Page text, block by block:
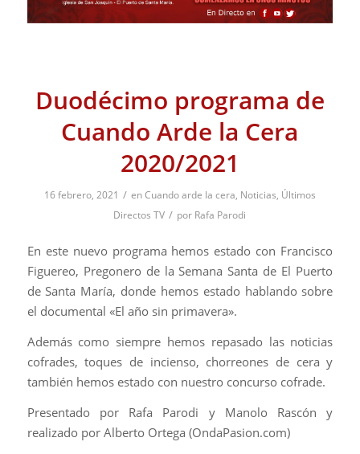
Duodécimo programa de
Cuando Arde la Cera
2020/2021
16 febrero, 2021 / enCuando arde la cera, Noticias, Últimos
Directos TV / por Rafa Parodi
En este nuevo programa hemos estado con Francisco
Figuereo, Pregonero de la Semana Santa de El Puerto
de Santa María, donde hemos estado hablando sobre
el documental «El año sin primavera».
Además como siempre hemos repasado las noticias
cofrades, toques de incienso, chorreones de cera y
también hemos estado con nuestro concurso cofrade.
Presentado por Rafa Parodi y Manolo Rascón y
realizado por Alberto Ortega (OndaPasion.com)